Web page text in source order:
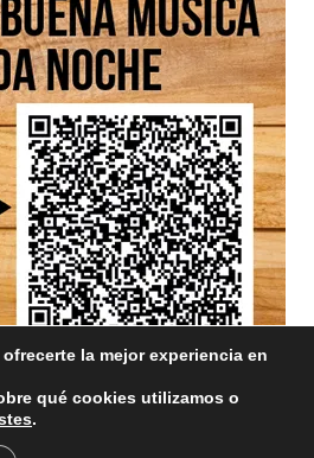
la mejor experiencia en
qué cookies utilizamos o
.